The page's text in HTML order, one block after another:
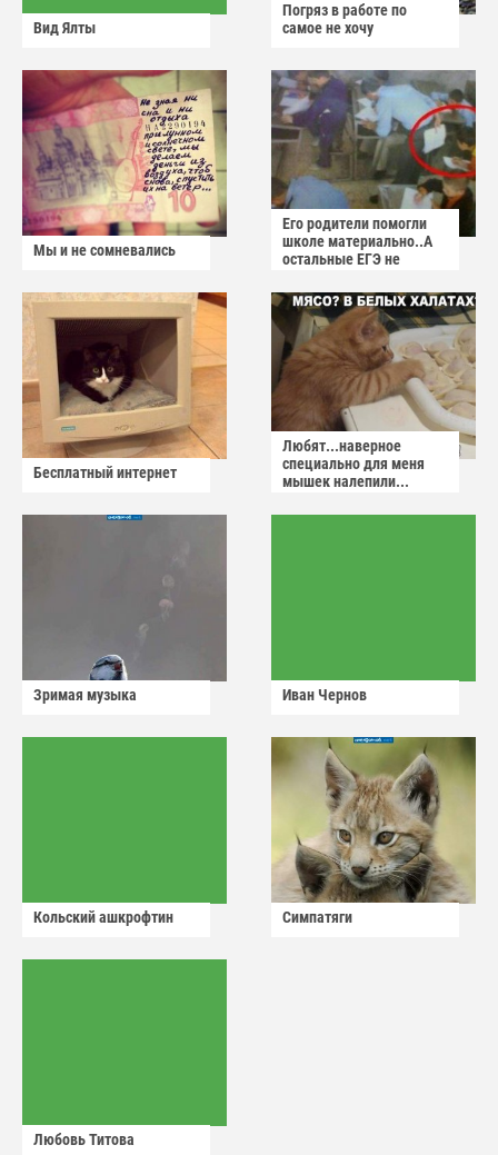
Вид Ялты
Погряз в работе по
самое не хочу
Мы и не сомневались
Его родители помогли
школе материально..А
остальные ЕГЭ не
Бесплатный интернет
Любят...наверное
специально для меня
мышек налепили...
Зримая музыка Иван Чернов
Кольский ашкрофтин Симпатяги
Любовь Титова